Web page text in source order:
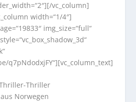
vc_column]
width=“1/4″]
img_size=“full“
q7pNdodxjFY“][vc_column_text]
Thriller
aus Norwegen